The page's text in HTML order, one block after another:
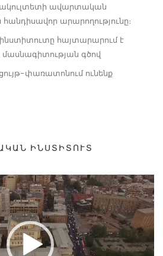
ավարտական
արարողությունը։
հայտարարում է
մասնագիտության գծով
փառատոնում ունենք
ԻՆՍՏԻՏՈՒՏ